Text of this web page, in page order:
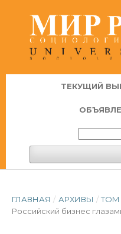
ТЕКУЩИЙ
ГЛАВНАЯ / АРХИВЫ / ТОМ
Российский бизнес